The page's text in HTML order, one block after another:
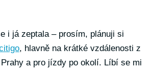
i já zeptala – prosím, plánuji si
, hlavně na krátké vzdálenosti z
a pro jízdy po okolí. Líbí se mi